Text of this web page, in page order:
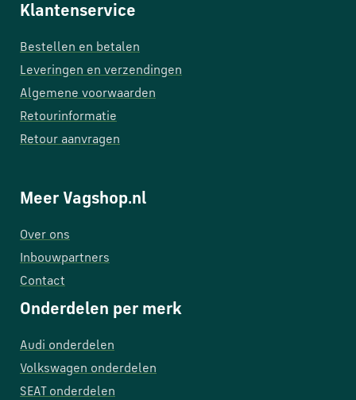
Klantenservice
Bestellen en betalen
Leveringen en verzendingen
Algemene voorwaarden
Retourinformatie
Retour aanvragen
Meer Vagshop.nl
Over ons
Inbouwpartners
Contact
Onderdelen per merk
Audi onderdelen
Volkswagen onderdelen
SEAT onderdelen